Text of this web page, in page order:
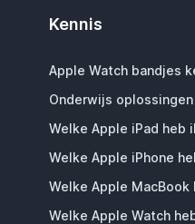
Kennis
Apple Watch bandjes
Onderwijs oplossingen
Welke Apple iPad heb
Welke Apple iPhone
Welke Apple MacBook
Welke Apple Watch